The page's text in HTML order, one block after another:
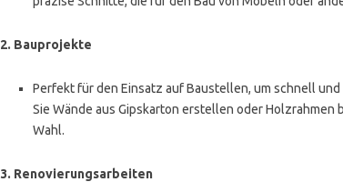
2. Bauprojekte
Perfekt für den Einsatz auf Baustellen, um schnell
Sie Wände aus Gipskarton erstellen oder Holzrahmen
Wahl.
3. Renovierungsarbeiten